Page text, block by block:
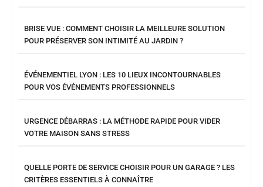
BRISE VUE : COMMENT CHOISIR LA MEILLEURE SOLUTION
POUR PRÉSERVER SON INTIMITÉ AU JARDIN ?
ÉVÉNEMENTIEL LYON : LES 10 LIEUX INCONTOURNABLES
POUR VOS ÉVÉNEMENTS PROFESSIONNELS
URGENCE DÉBARRAS : LA MÉTHODE RAPIDE POUR VIDER
VOTRE MAISON SANS STRESS
QUELLE PORTE DE SERVICE CHOISIR POUR UN GARAGE ? LES
CRITÈRES ESSENTIELS À CONNAÎTRE